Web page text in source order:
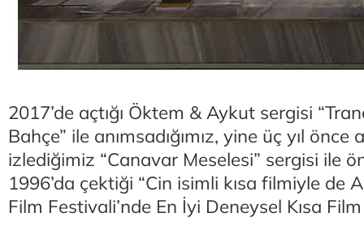
2017’de açtığı Öktem & Aykut sergisi
Bahçe” ile anımsadığımız, yine üç yıl önce
izlediğimiz “Canavar Meselesi” sergisi ile
1996’da çektiği “Cin isimli kısa filmiyle de
Film Festivali’nde En İyi Deneysel Kısa